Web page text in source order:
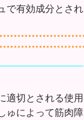
で有効成分とされ
適切とされる使用
ゅによって筋肉障